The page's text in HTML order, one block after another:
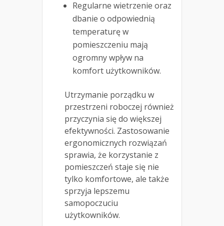
Regularne wietrzenie oraz
dbanie o odpowiednią
temperaturę w
pomieszczeniu mają
ogromny wpływ na
komfort użytkowników.
Utrzymanie porządku w
przestrzeni roboczej również
przyczynia się do większej
efektywności. Zastosowanie
ergonomicznych rozwiązań
sprawia, że korzystanie z
pomieszczeń staje się nie
tylko komfortowe, ale także
sprzyja lepszemu
samopoczuciu
użytkowników.